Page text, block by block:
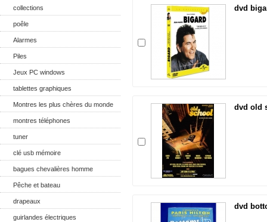
collections
poêle
Alarmes
Piles
Jeux PC windows
tablettes graphiques
Montres les plus chères du monde
montres téléphones
tuner
clé usb mémoire
bagues chevalières homme
Pêche et bateau
drapeaux
guirlandes électriques
dvd
dvd old
dvd